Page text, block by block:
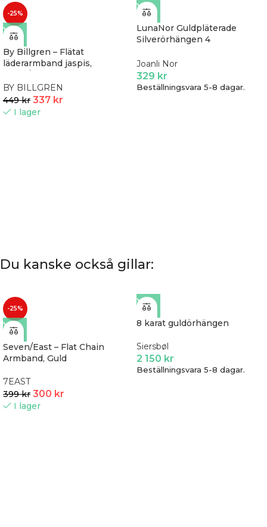
-25%
By Billgren – Flätat
läderarmband jaspis,
BY BILLGREN
449kr 337 kr
I lager
LunaNor Guldpläterade
Silverörhängen 4
Joanli Nor
329 kr
Beställningsvara 5-8 dagar.
Du kanske också gillar:
-25%
Seven/East – Flat Chain
Armband, Guld
7EAST
399kr 300 kr
I lager
8 karat guldörhängen
Siersbøl
2 150 kr
Beställningsvara 5-8 dagar.